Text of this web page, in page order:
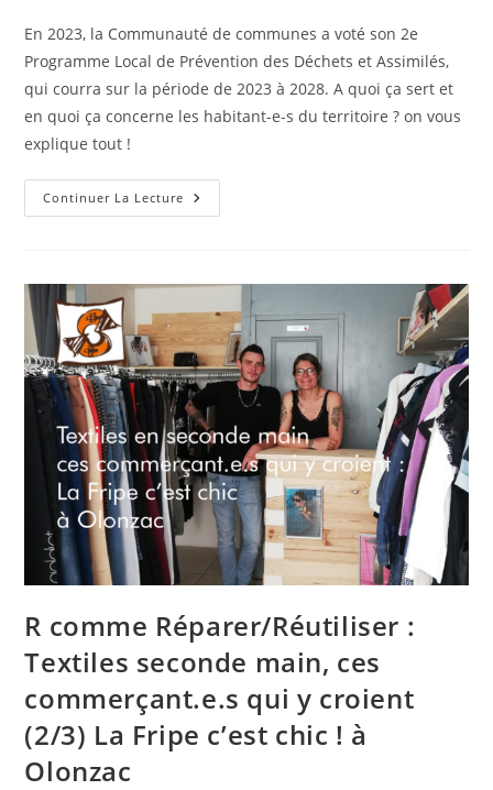
En 2023, la Communauté de communes a voté son 2e
Programme Local de Prévention des Déchets et Assimilés,
qui courra sur la période de 2023 à 2028. A quoi ça sert et
en quoi ça concerne les habitant-e-s du territoire ? on vous
explique tout !
Continuer La Lecture R
Comme
De
Prévention
Des
Déchets
2023-
2028
R comme Réparer/Réutiliser :
Textiles seconde main, ces
commerçant.e.s qui y croient
(2/3) La Fripe c’est chic ! à
Olonzac